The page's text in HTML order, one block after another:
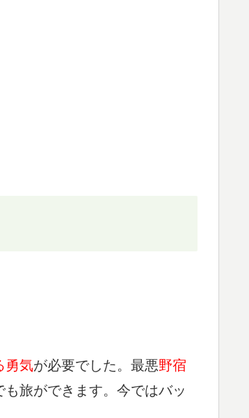
勇気が必要でした。最悪野宿
旅ができます。今ではバッ